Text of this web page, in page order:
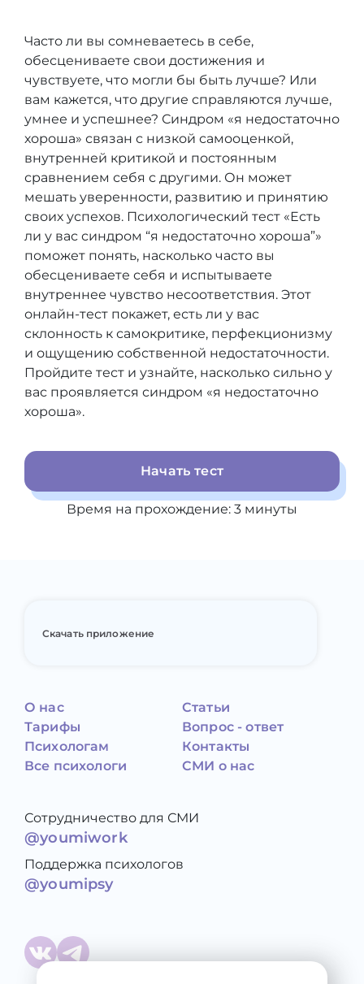
Часто ли вы сомневаетесь в себе,
обесцениваете свои достижения и
чувствуете, что могли бы быть лучше? Или
вам кажется, что другие справляются лучше,
умнее и успешнее? Синдром «я недостаточно
хороша» связан с низкой самооценкой,
внутренней критикой и постоянным
сравнением себя с другими. Он может
мешать уверенности, развитию и принятию
своих успехов. Психологический тест «Есть
ли у вас синдром “я недостаточно хороша”»
поможет понять, насколько часто вы
обесцениваете себя и испытываете
внутреннее чувство несоответствия. Этот
онлайн-тест покажет, есть ли у вас
склонность к самокритике, перфекционизму
и ощущению собственной недостаточности.
Пройдите тест и узнайте, насколько сильно у
вас проявляется синдром «я недостаточно
хороша».
Начать тест
Время на прохождение: 3 минуты
Скачать приложение
О нас
Тарифы
Психологам
Все психологи
Статьи
Вопрос - ответ
Контакты
СМИ о нас
Сотрудничество для СМИ
@youmiwork
Поддержка психологов
@youmipsy